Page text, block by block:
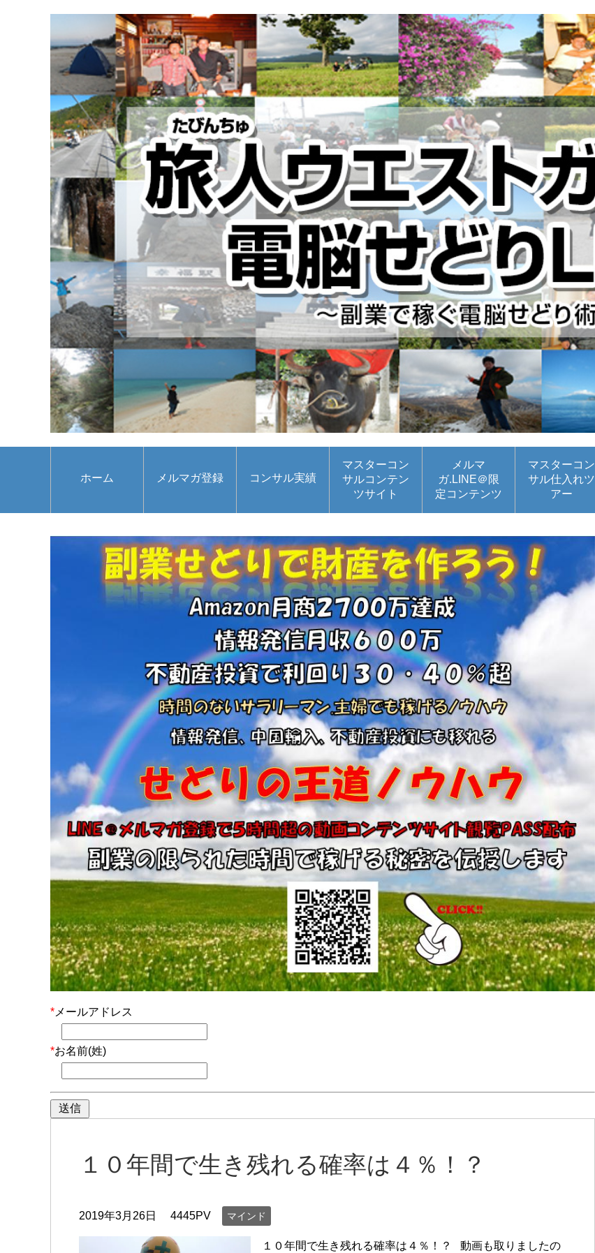
ホーム メルマガ登録 コンサル実績
マスターコン
サルコンテン
ツサイト
メルマ
ガ.LINE＠限
定コンテンツ
マスターコン
サル仕入れツ
アー
* メールアドレス
*お名前(姓)
１０年間で生き残れる確率は４％！？
2019年3月26日 4445PV マインド
１０年間で生き残れる確率は４％！？ 動画も取りましたの